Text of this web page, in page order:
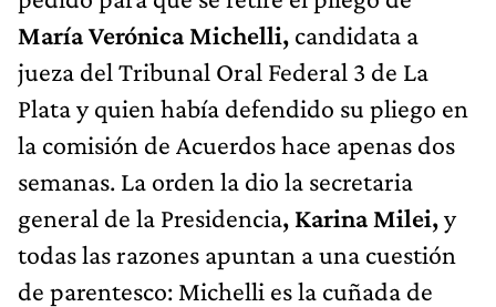
María Verónica Michelli, candidata a
jueza del Tribunal Oral Federal 3 de La
Plata y quien había defendido su pliego en
la comisión de Acuerdos hace apenas dos
semanas. La orden la dio la secretaria
general de la Presidencia, Karina Milei,y
todas las razones apuntan a una cuestión
de parentesco: Michelli es la cuñada de